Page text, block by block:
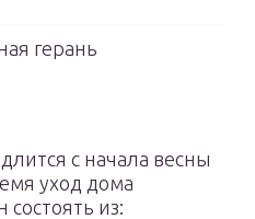
герань
с начала весны
уход дома
из: